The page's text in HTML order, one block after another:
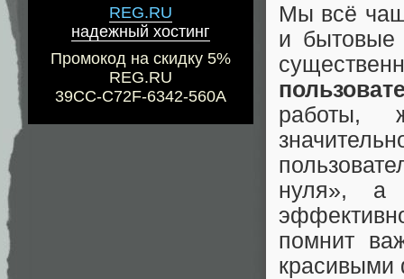
REG.RU
надежный хостинг
Промокод на скидку 5%
REG.RU
39CC-C72F-6342-560A
Мы всё
и бытовые
работы,
нуля», а
помнит
красивыми